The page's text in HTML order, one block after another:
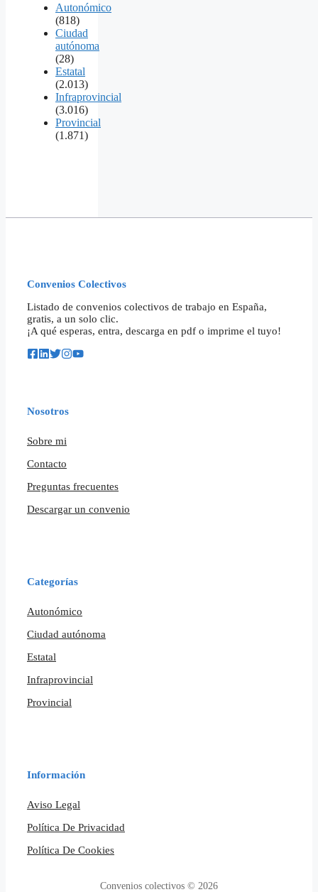
Autonómico
(818)
Ciudad
autónoma
(28)
Estatal
(2.013)
Infraprovincial
(3.016)
Provincial
(1.871)
Convenios Colectivos
Listado de convenios colectivos de trabajo en España,
gratis, a un solo clic.
¡A qué esperas, entra, descarga en pdf o imprime el tuyo!
Nosotros
Sobre mi
Contacto
Preguntas frecuentes
Descargar un convenio
Categorías
Autonómico
Ciudad autónoma
Estatal
Infraprovincial
Provincial
Información
Aviso Legal
Política De Privacidad
Política De Cookies
Convenios colectivos © 2026